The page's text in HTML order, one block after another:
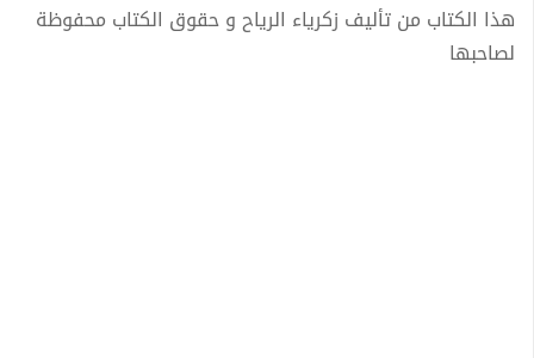
هذا الكتاب من تأليف زكرياء الرياح و حقوق الكتاب محفوظة
لصاحبها